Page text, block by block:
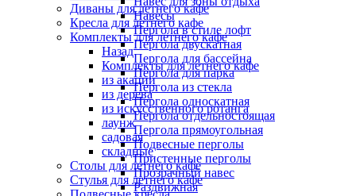
Навесы
Пергола в стиле лофт
Пергола двускатная
Пергола для бассейна
Пергола для парка
Пергола из стекла
Пергола односкатная
Пергола отдельностоящая
Пергола прямоугольная
Подвесные перголы
Пристенные перголы
Прозрачный навес
Раздвижная
Диваны для летнего кафе
Кресла для летнего кафе
Комплекты для летнего кафе
Назад
Комплекты для летнего кафе
из акации
из дерева
из искусственного ротанга
лаунж
садовая
складные
Столы для летнего кафе
Стулья для летнего кафе